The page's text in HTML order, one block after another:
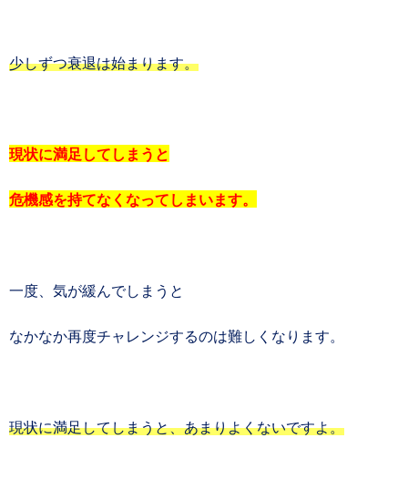
少しずつ衰退は始まります。
現状に満足してしまうと
危機感を持てなくなってしまいます。
一度、気が緩んでしまうと
なかなか再度チャレンジするのは難しくなります。
現状に満足してしまうと、あまりよくないですよ。